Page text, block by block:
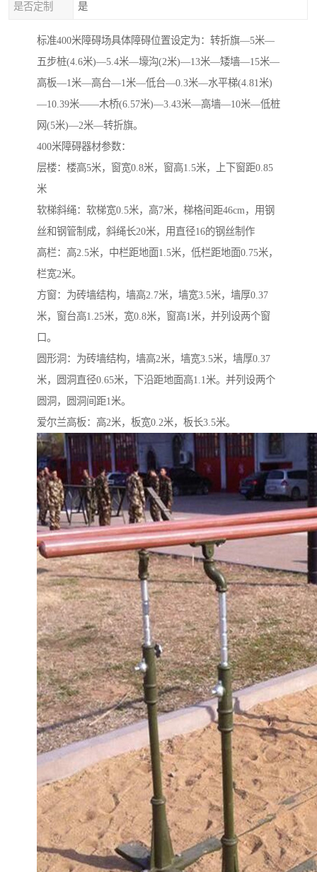
是否定制 是
标准400米障碍场具体障碍位置设定为：转折旗—5米—
五步桩(4.6米)—5.4米—壕沟(2米)—13米—矮墙—15米—
高板—1米—高台—1米—低台—0.3米—水平梯(4.81米)
—10.39米——木桥(6.57米)—3.43米—高墙—10米—低桩
网(5米)—2米—转折旗。
400米障碍器材参数：
层楼：楼高5米，窗宽0.8米，窗高1.5米，上下窗距0.85
米
软梯斜绳：软梯宽0.5米，高7米，梯格间距46cm，用钢
丝和钢管制成，斜绳长20米，用直径16的钢丝制作
高栏：高2.5米，中栏距地面1.5米，低栏距地面0.75米，
栏宽2米。
方窗：为砖墙结构，墙高2.7米，墙宽3.5米，墙厚0.37
米，窗台高1.25米，宽0.8米，窗高1米，并列设两个窗
口。
圆形洞：为砖墙结构，墙高2米，墙宽3.5米，墙厚0.37
米，圆洞直径0.65米，下沿距地面高1.1米。并列设两个
圆洞，圆洞间距1米。
爱尔兰高板：高2米，板宽0.2米，板长3.5米。